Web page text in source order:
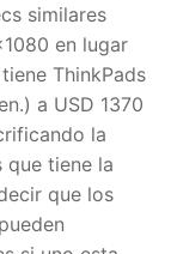
similares
en lugar
ThinkPads
a USD 1370
la
que tiene la
que los